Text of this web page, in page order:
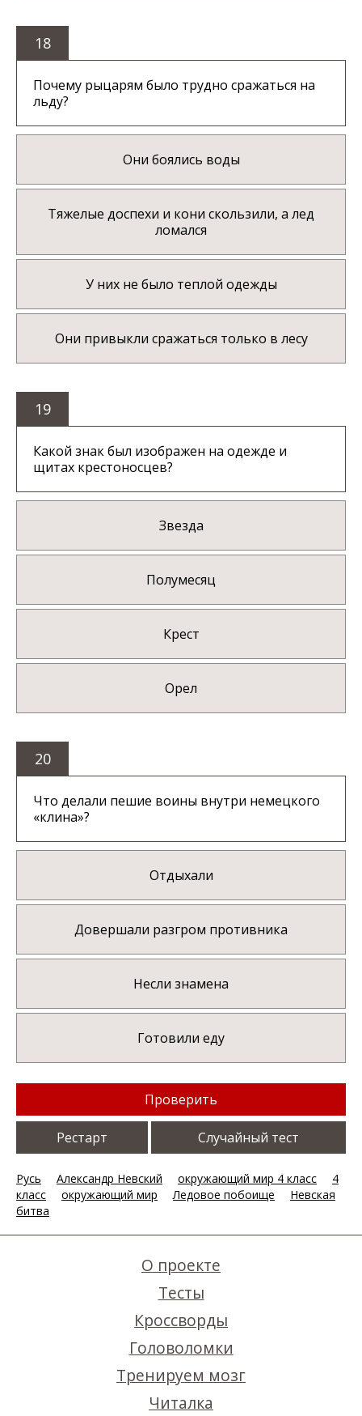
18
Почему рыцарям было трудно сражаться на
льду?
Они боялись воды
Тяжелые доспехи и кони скользили, а лед
ломался
У них не было теплой одежды
Они привыкли сражаться только в лесу
19
Какой знак был изображен на одежде и
щитах крестоносцев?
Звезда
Полумесяц
Крест
Орел
20
Что делали пешие воины внутри немецкого
«клина»?
Отдыхали
Довершали разгром противника
Несли знамена
Готовили еду
Проверить
Рестарт Случайный тест
Русь Александр Невский окружающий мир 4 класс
4
класс
окружающий мир Ледовое побоище
Невская
битва
О проекте
Тесты
Кроссворды
Головоломки
Тренируем мозг
Читалка